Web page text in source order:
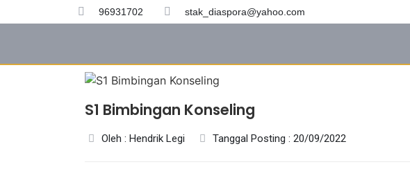
96931702 stak_diaspora@yahoo.com
S1 Bimbingan Konseling
Oleh : Hendrik Legi Tanggal Posting : 20/09/2022